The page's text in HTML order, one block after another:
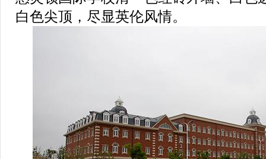
白色尖顶，尽显英伦风情。